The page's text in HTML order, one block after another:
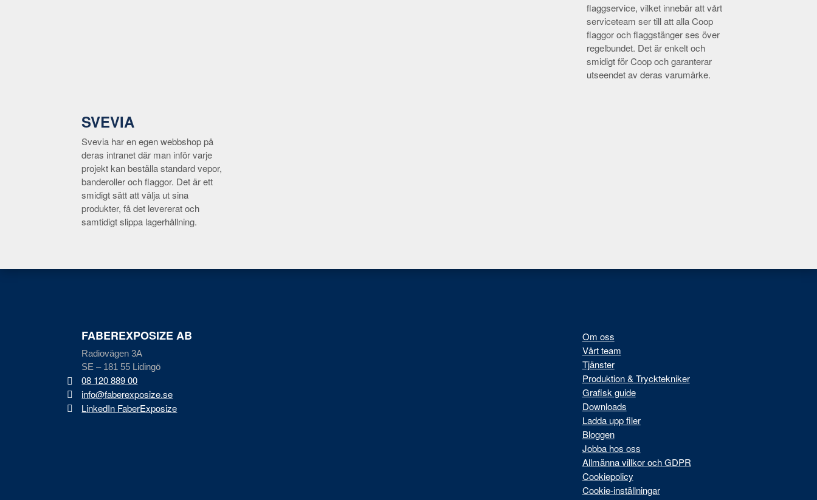
flaggservice, vilket innebär att vårt
serviceteam ser till att alla Coop
flaggor och flaggstänger ses över
regelbundet. Det är enkelt och
smidigt för Coop och garanterar
utseendet av deras varumärke.
SVEVIA
Svevia har en egen webbshop på
deras intranet där man inför varje
projekt kan beställa standard vepor,
banderoller och flaggor. Det är ett
smidigt sätt att välja ut sina
produkter, få det levererat och
samtidigt slippa lagerhållning.
FABEREXPOSIZE AB
Radiovägen 3A
SE – 181 55 Lidingö
08 120 889 00
info@faberexposize.se
LinkedIn FaberExposize
Om oss
Vårt team
Tjänster
Produktion & Trycktekniker
Grafisk guide
Downloads
Ladda upp filer
Bloggen
Jobba hos oss
Allmänna villkor och GDPR
Cookiepolicy
Cookie-inställningar